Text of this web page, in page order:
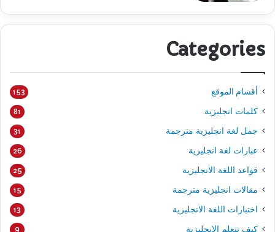
Categories
أقسام الموقع 153
كلمات انجليزية 81
جمل لغة انجليزية مترجمة 31
عبارات لغة انجليزية 26
قواعد اللغة الانجليزية 25
مقالات انجليزية مترجمة 15
اختبارات اللغة الانجليزية 13
كيف تتعلم الانجليزية 9